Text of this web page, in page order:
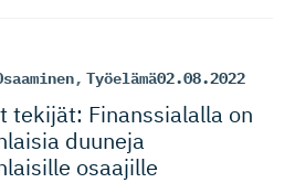
, Työelämä02.08.2022
tekijät: Finanssialalla on
duuneja
osaajille